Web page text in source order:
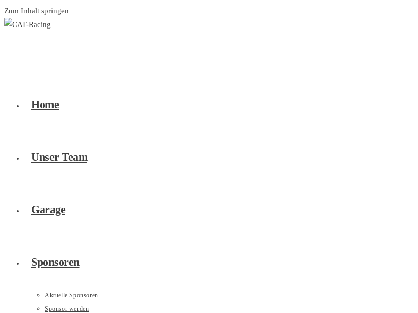
Zum Inhalt springen
Home
Unser Team
Garage
Sponsoren
Aktuelle Sponsoren
Sponsor werden